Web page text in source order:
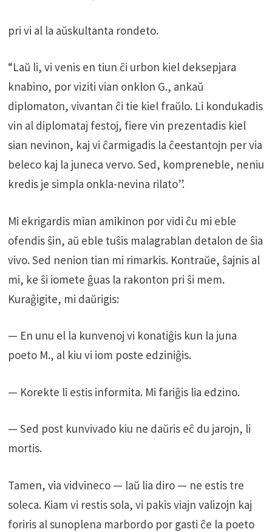
pri vi al la aŭskultanta rondeto.
“Laŭ li, vi venis en tiun ĉi urbon kiel deksepjara
knabino, por viziti vian onklon G., ankaŭ
diplomaton, vivantan ĉi tie kiel fraŭlo. Li kondukadis
vin al diplomataj festoj, fiere vin prezentadis kiel
sian nevinon, kaj vi ĉarmigadis la ĉeestantojn per via
beleco kaj la juneca vervo. Sed, kompreneble, neniu
kredis je simpla onkla-nevina rilato”.
Mi ekrigardis mian amikinon por vidi ĉu mi eble
ofendis ŝin, aŭ eble tuŝis malagrablan detalon de ŝia
vivo. Sed nenion tian mi rimarkis. Kontraŭe, ŝajnis al
mi, ke ŝi iomete ĝuas la rakonton pri ŝi mem.
Kuraĝigite, mi daŭrigis:
— En unu el la kunvenoj vi konatiĝis kun la juna
poeto M., al kiu vi iom poste edziniĝis.
— Korekte li estis informita. Mi fariĝis lia edzino.
— Sed post kunvivado kiu ne daŭris eĉ du jarojn, li
mortis.
Tamen, via vidvineco — laŭ lia diro — ne estis tre
soleca. Kiam vi restis sola, vi pakis viajn valizojn kaj
foriris al sunoplena marbordo por gasti ĉe la poeto